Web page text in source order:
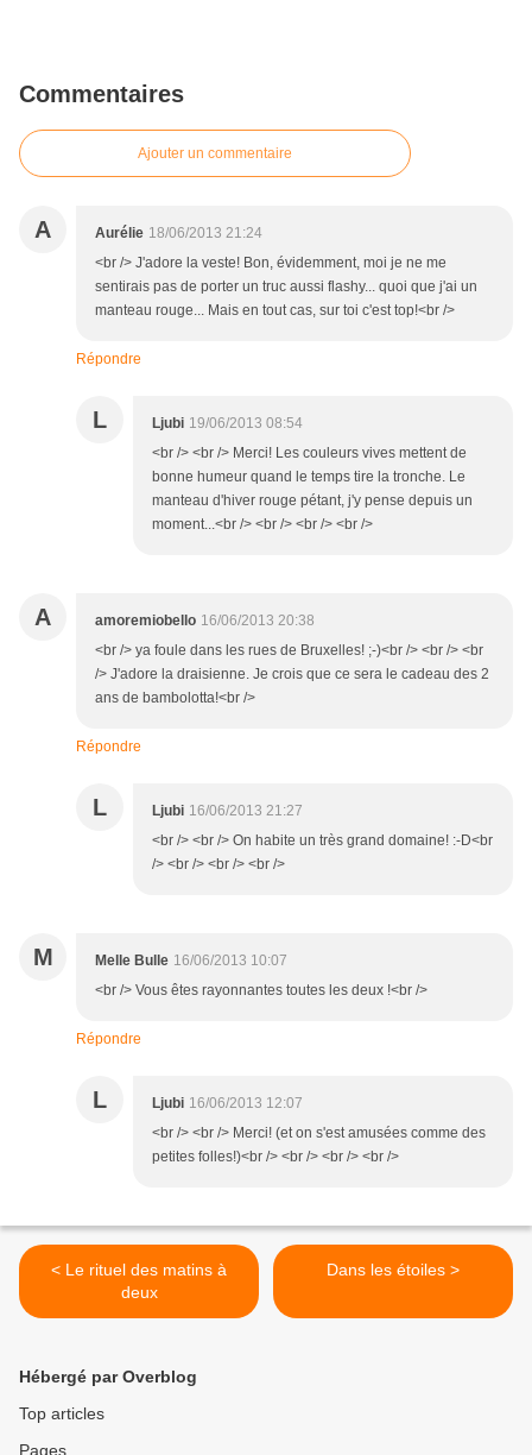
Commentaires
Ajouter un commentaire
A Aurélie 18/06/2013 21:24
<br /> J'adore la veste! Bon, évidemment, moi je ne me
sentirais pas de porter un truc aussi flashy... quoi que j'ai un
manteau rouge... Mais en tout cas, sur toi c'est top!<br />
Répondre
L Ljubi 19/06/2013 08:54
<br /> <br /> Merci! Les couleurs vives mettent de
bonne humeur quand le temps tire la tronche. Le
manteau d'hiver rouge pétant, j'y pense depuis un
moment...<br /> <br /> <br /> <br />
A amoremiobello 16/06/2013 20:38
<br /> ya foule dans les rues de Bruxelles! ;-)<br /> <br /> <br
/> J'adore la draisienne. Je crois que ce sera le cadeau des 2
ans de bambolotta!<br />
Répondre
L Ljubi 16/06/2013 21:27
<br /> <br /> On habite un très grand domaine! :-D<br
/> <br /> <br /> <br />
M Melle Bulle 16/06/2013 10:07
<br /> Vous êtes rayonnantes toutes les deux !<br />
Répondre
L Ljubi 16/06/2013 12:07
<br /> <br /> Merci! (et on s'est amusées comme des
petites folles!)<br /> <br /> <br /> <br />
< Le rituel des matins à
deux
Dans les étoiles >
Hébergé par Overblog
Top articles
Pages